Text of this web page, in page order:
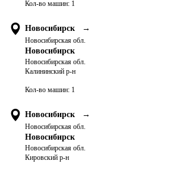
Кол-во машин: 1
Новосибирск →
Новосибирская обл.
Новосибирск
Новосибирская обл.
Калининский р-н
Кол-во машин: 1
Новосибирск →
Новосибирская обл.
Новосибирск
Новосибирская обл.
Кировский р-н